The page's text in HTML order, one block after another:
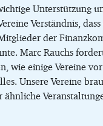
Unterstützung
Verständnis,
der
Marc Rauchs
wie einige Vereine
Unsere Vereine